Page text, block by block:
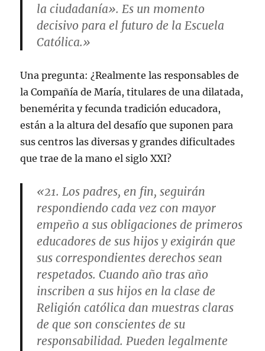
la ciudadanía». Es un momento
decisivo para el futuro de la Escuela
Católica.»
Una pregunta: ¿Realmente las responsables de
la Compañía de María, titulares de una dilatada,
benemérita y fecunda tradición educadora,
están a la altura del desafío que suponen para
sus centros las diversas y grandes dificultades
que trae de la mano el siglo XXI?
«21. Los padres, en fin, seguirán
respondiendo cada vez con mayor
empeño a sus obligaciones de primeros
educadores de sus hijos y exigirán que
sus correspondientes derechos sean
respetados. Cuando año tras año
inscriben a sus hijos en la clase de
Religión católica dan muestras claras
de que son conscientes de su
responsabilidad. Pueden legalmente